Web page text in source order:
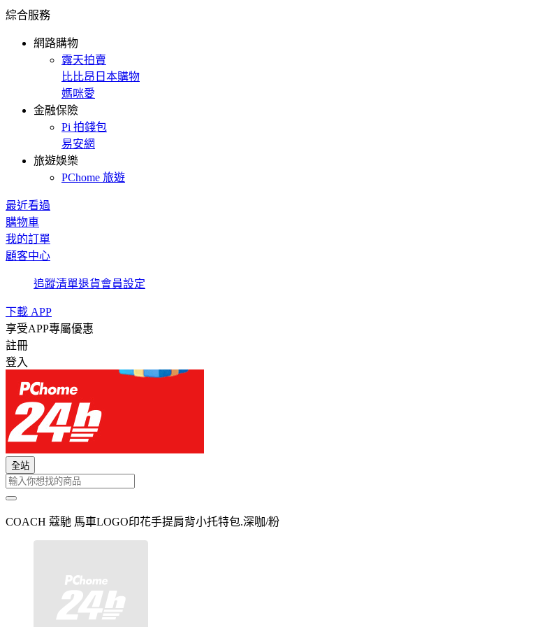
綜合服務
網路購物
露天拍賣
比比昂日本購物
媽咪愛
金融保險
Pi 拍錢包
易安網
旅遊娛樂
PChome 旅遊
最近看過
購物車
我的訂單
顧客中心
追蹤清單退貨會員設定
下載 APP
享受APP專屬優惠
註冊
登入
全站
COACH 蔻馳 馬車LOGO印花手提肩背小托特包.深咖/粉